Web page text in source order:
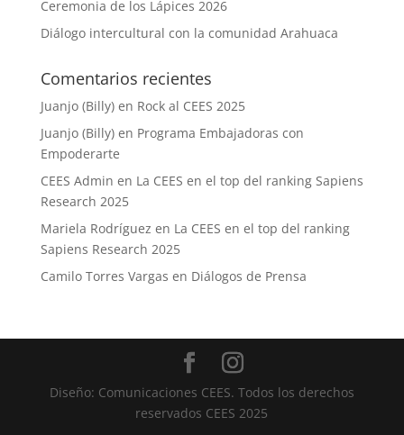
Ceremonia de los Lápices 2026
Diálogo intercultural con la comunidad Arahuaca
Comentarios recientes
Juanjo (Billy)en Rock al CEES 2025
Juanjo (Billy)en Programa Embajadoras con
Empoderarte
CEES Admin en La CEES en el top del ranking Sapiens
Research 2025
Mariela Rodríguez en La CEES en el top del ranking
Sapiens Research 2025
Camilo Torres Vargas en Diálogos de Prensa
Diseño: Comunicaciones CEES. Todos los derechos
reservados CEES 2025